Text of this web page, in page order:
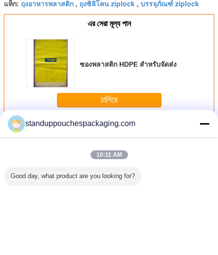
แท็ก: ถุงอาหารพลาสติก , ถุงซิลิโคน ziplock , บรรจุภัณฑ์ ziplock
এর সেরা মূল্য পান
ซองพลาสติก HDPE สำหรับจัดส่ง
চালিয়ে
มากกว่าZip Lock Plastic Bags
standuppouchespackaging.com
10:11 AM
Good day, what product are you looking for?